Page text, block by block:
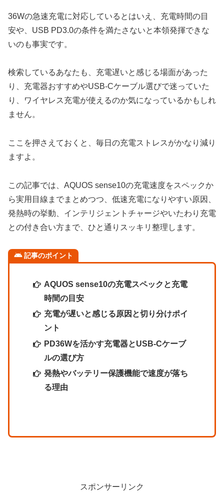
36Wの急速充電に対応しているとはいえ、充電時間の目
安や、USB PD3.0の条件を満たさないと本領発揮できな
いのも事実です。
検索しているあなたも、充電遅いと感じる場面があった
り、充電器おすすめやUSB-Cケーブル選びで迷っていた
り、ワイヤレス充電が使えるのか気になっているかもしれ
ません。
ここを押さえておくと、毎日の充電ストレスがかなり減り
ますよ。
この記事では、AQUOS sense10の充電速度をスペックか
ら実用目線までまとめつつ、低速充電になりやすい原因、
発熱時の挙動、インテリジェントチャージやいたわり充電
との付き合い方まで、ひと通りスッキリ整理します。
記事のポイント
AQUOS sense10の充電スペックと充電
時間の目安
充電が遅いと感じる原因と切り分けポイ
ント
PD36Wを活かす充電器とUSB-Cケーブ
ルの選び方
発熱やバッテリー保護機能で速度が落ち
る理由
スポンサーリンク